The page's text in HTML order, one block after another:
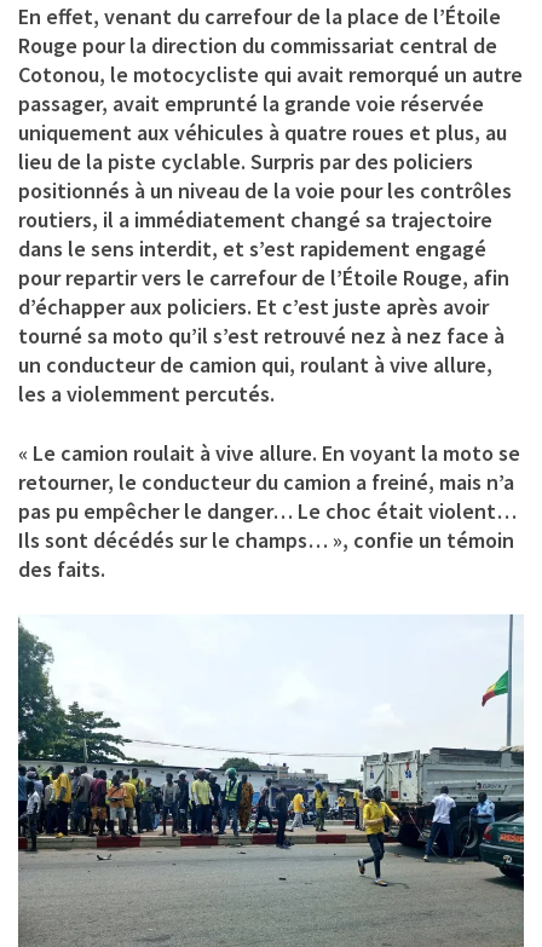
En effet, venant du carrefour de la place de l’Étoile
Rouge pour la direction du commissariat central de
Cotonou, le motocycliste qui avait remorqué un autre
passager, avait emprunté la grande voie réservée
uniquement aux véhicules à quatre roues et plus, au
lieu de la piste cyclable. Surpris par des policiers
positionnés à un niveau de la voie pour les contrôles
routiers, il a immédiatement changé sa trajectoire
dans le sens interdit, et s’est rapidement engagé
pour repartir vers le carrefour de l’Étoile Rouge, afin
d’échapper aux policiers. Et c’est juste après avoir
tourné sa moto qu’il s’est retrouvé nez à nez face à
un conducteur de camion qui, roulant à vive allure,
les a violemment percutés.
« Le camion roulait à vive allure. En voyant la moto se
retourner, le conducteur du camion a freiné, mais n’a
pas pu empêcher le danger… Le choc était violent…
Ils sont décédés sur le champs… », confie un témoin
des faits.